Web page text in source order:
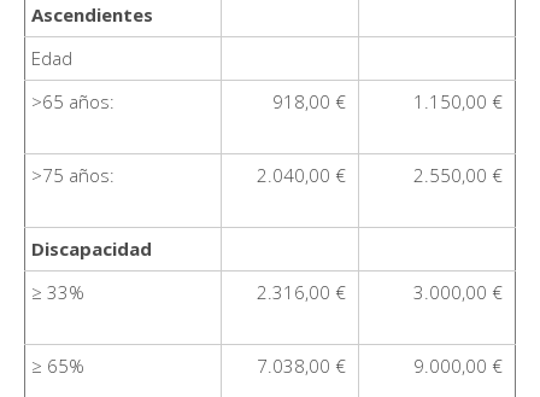
Ascendientes
Edad
>65 años:
918,00 € 1.150,00 €
>75 años: 2.040,00 € 2.550,00 €
Discapacidad
≥ 33%
2.316,00 € 3.000,00 €
≥ 65% 7.038,00 € 9.000,00 €